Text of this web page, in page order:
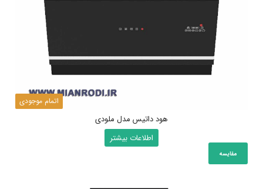
اتمام موجودی
هود داتیس مدل ملودی
اطلاعات بیشتر
مقایسه